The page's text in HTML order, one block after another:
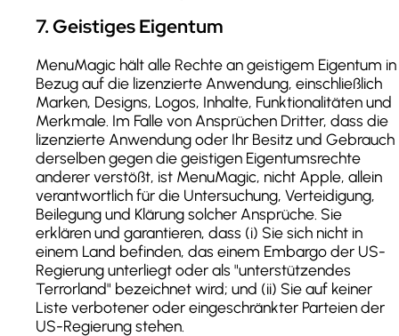
7.Geistiges Eigentum
MenuMagic hält alle Rechte an geistigem Eigentum in
Bezug auf die lizenzierte Anwendung, einschließlich
Marken, Designs, Logos, Inhalte, Funktionalitäten und
Merkmale. Im Falle von Ansprüchen Dritter, dass die
lizenzierte Anwendung oder Ihr Besitz und Gebrauch
derselben gegen die geistigen Eigentumsrechte
anderer verstößt, ist MenuMagic, nicht Apple, allein
verantwortlich für die Untersuchung, Verteidigung,
Beilegung und Klärung solcher Ansprüche. Sie
erklären und garantieren, dass (i) Sie sich nicht in
einem Land befinden, das einem Embargo der US-
Regierung unterliegt oder als "unterstützendes
Terrorland" bezeichnet wird; und (ii) Sie auf keiner
Liste verbotener oder eingeschränkter Parteien der
US-Regierung stehen.